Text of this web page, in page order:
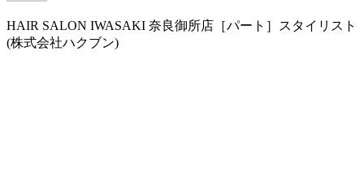
HAIR SALON IWASAKI 奈良御所店［パート］スタイリスト
(株式会社ハクブン)